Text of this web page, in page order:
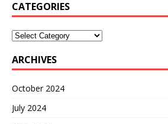
CATEGORIES
ARCHIVES
October 2024
July 2024